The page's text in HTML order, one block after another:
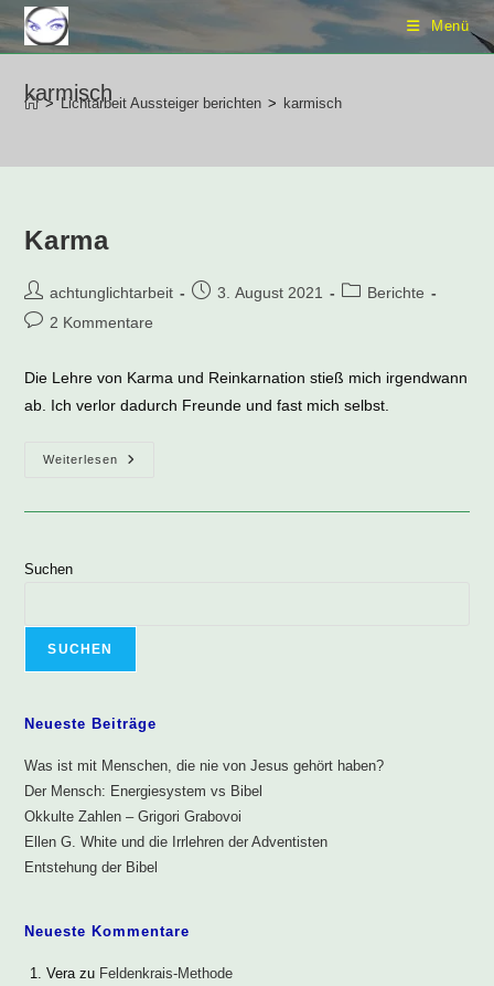
Zum
Inhalt
Menü
karmisch
> Lichtarbeit Aussteiger berichten > karmisch
Karma
Beitrags-
Autor:
achtunglichtarbeit
Beitrag3. August 2021
Beitrags-
Berichte
Beitrags-
2 Kommentare
Die Lehre von Karma und Reinkarnation stieß mich irgendwann
ab. Ich verlor dadurch Freunde und fast mich selbst.
Weiterlesen Karma
Suchen
SUCHEN
Neueste Beiträge
Was ist mit Menschen, die nie von Jesus gehört haben?
Der Mensch: Energiesystem vs Bibel
Okkulte Zahlen – Grigori Grabovoi
Ellen G. White und die Irrlehren der Adventisten
Entstehung der Bibel
Neueste Kommentare
Verazu Feldenkrais-Methode